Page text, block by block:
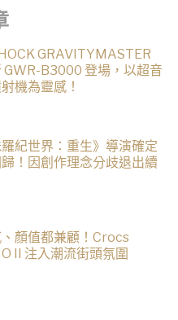
GRAVITYMASTER
GWR-B3000 登場，以超音
機為靈感！
羅紀世界：重生》導演確定
！因創作理念分歧退出續
顏值都兼顧！Crocs
II 注入潮流街頭氛圍